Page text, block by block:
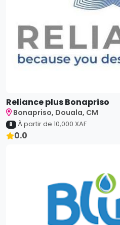
Reliance plus Bonapriso
Bonapriso, Douala, CM
8 À partir de 10,000 XAF
0.0